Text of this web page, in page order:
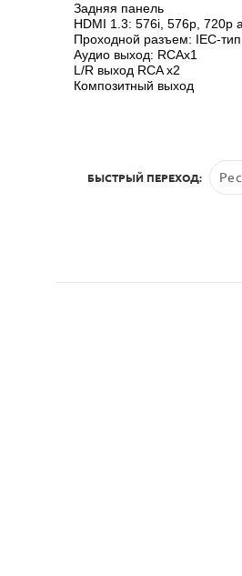
Задняя панель
HDMI 1.3: 576i, 576p, 720p
Проходной разъем: IEC-
Аудио выход: RCAx1
L/R выход RCA x2
Композитный выход
БЫСТРЫЙ ПЕРЕХОД: